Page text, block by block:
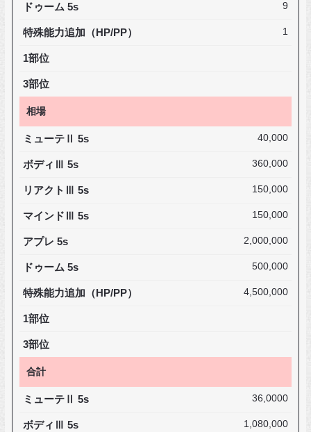
ドゥーム 5s 9
特殊能力追加（HP/PP） 1
1部位
3部位
相場
ミューテⅡ 5s 40,000
ボディⅢ 5s 360,000
リアクトⅢ 5s 150,000
マインドⅢ 5s 150,000
アプレ 5s 2,000,000
ドゥーム 5s 500,000
特殊能力追加（HP/PP） 4,500,000
1部位
3部位
合計
ミューテⅡ 5s 36,0000
ボディⅢ 5s 1,080,000